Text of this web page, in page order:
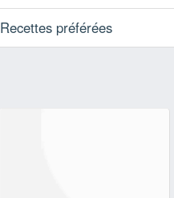
Recettes préférées